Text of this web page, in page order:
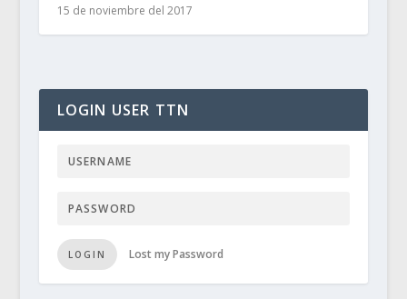
15 de noviembre del 2017
LOGIN USER TTN
LOGIN Lost my Password